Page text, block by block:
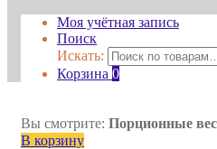
Моя учётная запись
Поиск
Искать:
Корзина 0
Вы смотрите: Порционные
В корзину